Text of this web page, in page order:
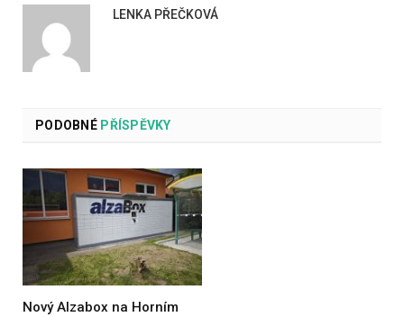
LENKA PŘEČKOVÁ
PODOBNÉPŘÍSPĚVKY
Nový Alzabox na Horním